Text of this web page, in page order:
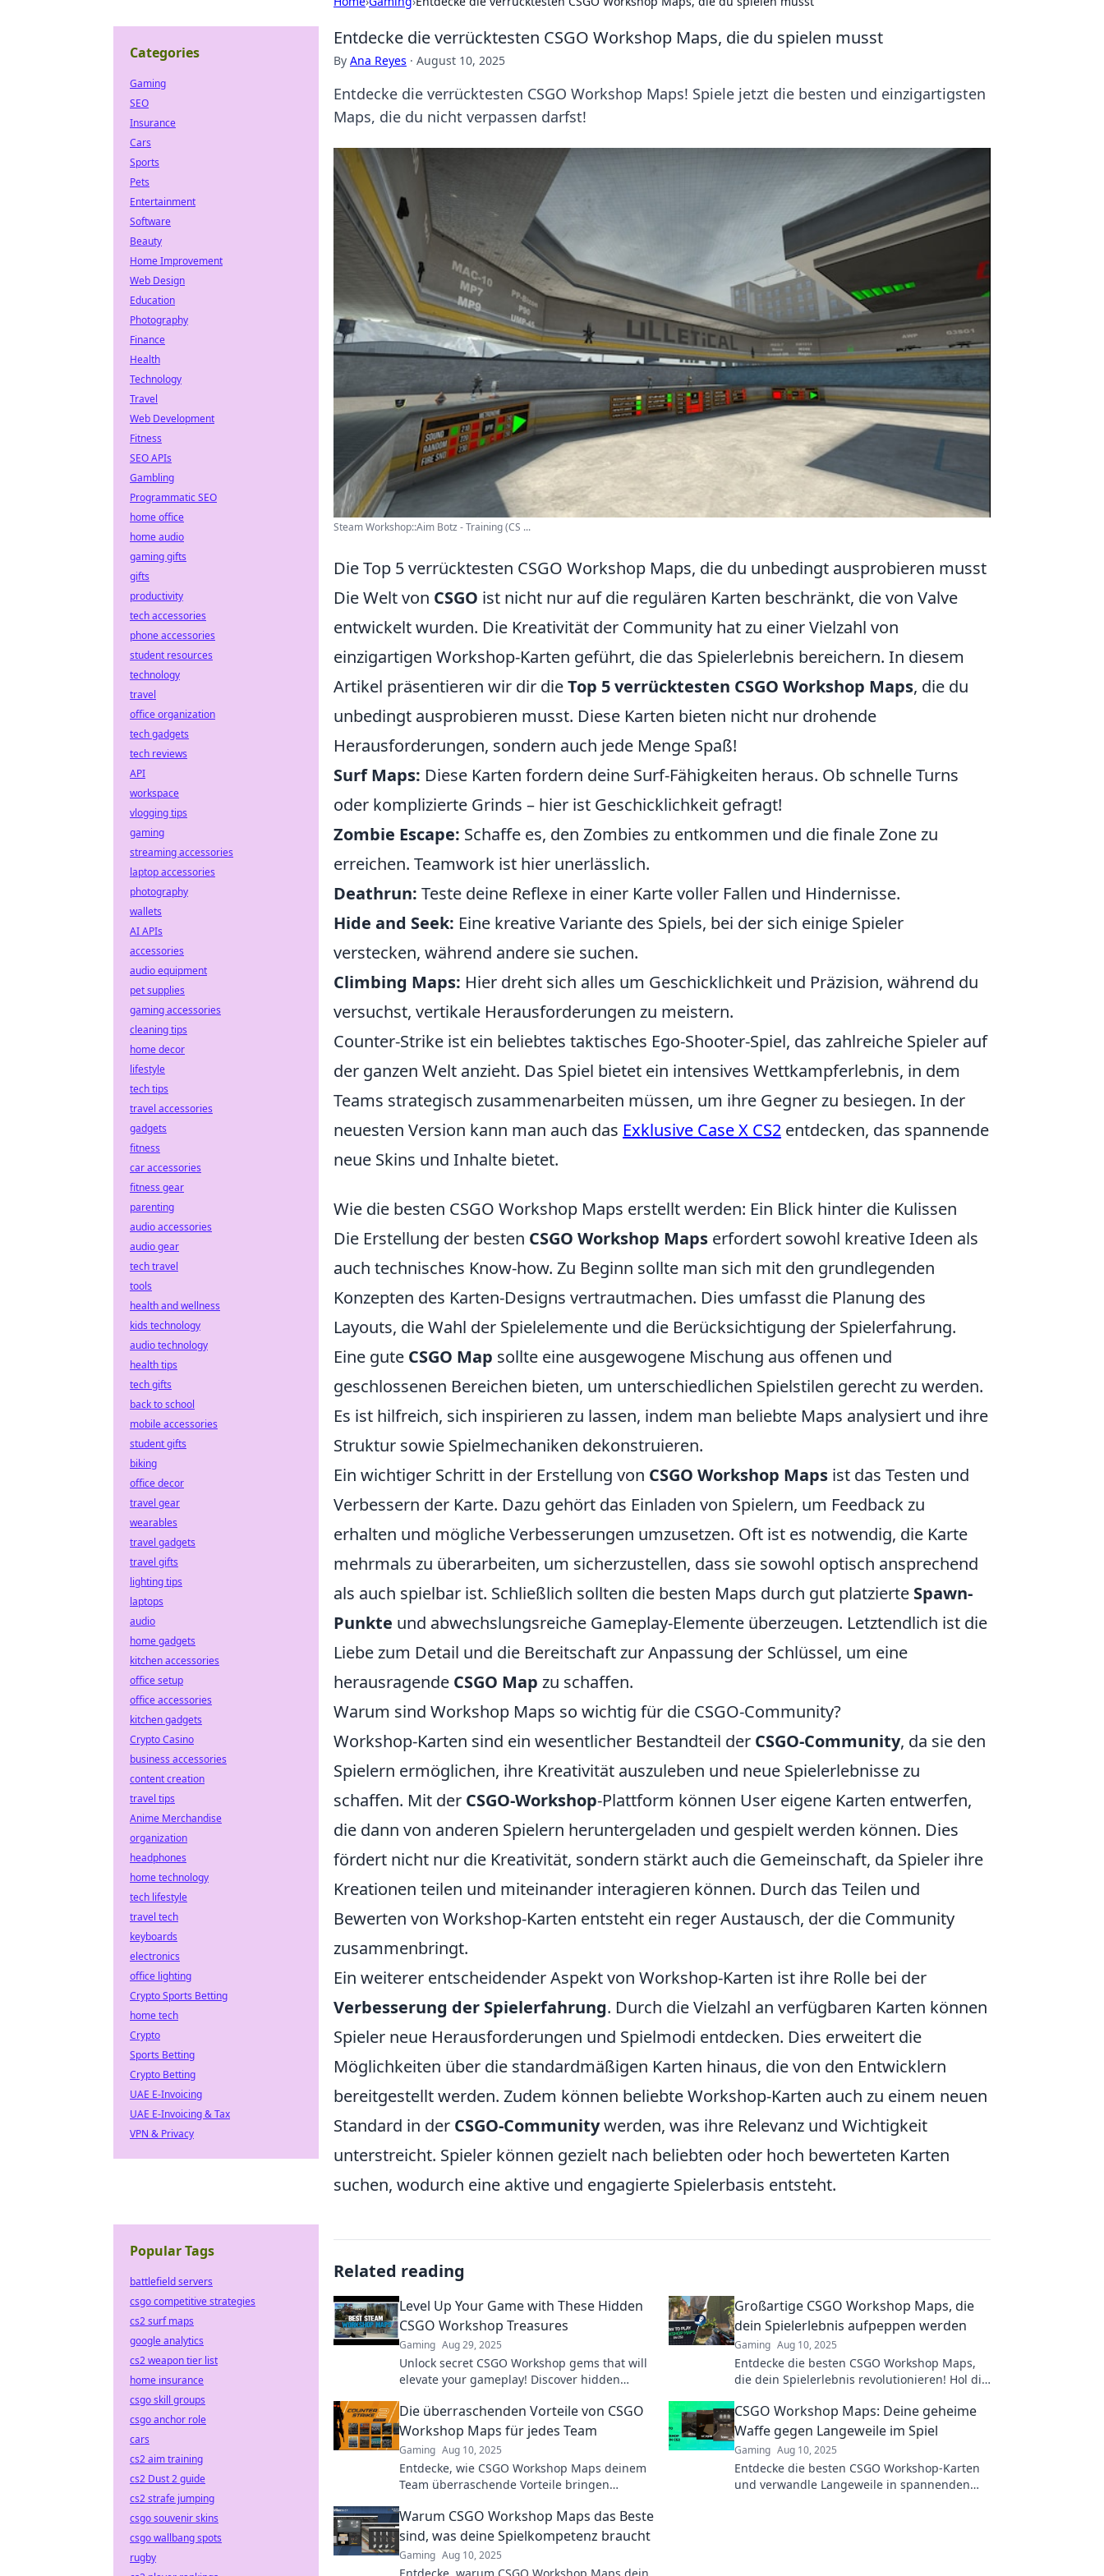
Entdecke die verrücktesten CSGO Workshop Maps, die du spielen musst
By Ana Reyes · August 10, 2025
Entdecke die verrücktesten CSGO Workshop Maps! Spiele jetzt die besten und einzigartigsten
Maps, die du nicht verpassen darfst!
Steam Workshop::Aim Botz - Training (CS ...
Die Top 5 verrücktesten CSGO Workshop Maps, die du unbedingt ausprobieren musst
Die Welt von CSGO ist nicht nur auf die regulären Karten beschränkt, die von Valve
entwickelt wurden. Die Kreativität der Community hat zu einer Vielzahl von
einzigartigen Workshop-Karten geführt, die das Spielerlebnis bereichern. In diesem
Artikel präsentieren wir dir dieTop 5 verrücktesten CSGO Workshop Maps, die du
unbedingt ausprobieren musst. Diese Karten bieten nicht nur drohende
Herausforderungen, sondern auch jede Menge Spaß!
Surf Maps: Diese Karten fordern deine Surf-Fähigkeiten heraus. Ob schnelle Turns
oder komplizierte Grinds – hier ist Geschicklichkeit gefragt!
Zombie Escape: Schaffe es, den Zombies zu entkommen und die finale Zone zu
erreichen. Teamwork ist hier unerlässlich.
Deathrun: Teste deine Reflexe in einer Karte voller Fallen und Hindernisse.
Hide and Seek: Eine kreative Variante des Spiels, bei der sich einige Spieler
verstecken, während andere sie suchen.
Climbing Maps: Hier dreht sich alles um Geschicklichkeit und Präzision, während du
versuchst, vertikale Herausforderungen zu meistern.
Counter-Strike ist ein beliebtes taktisches Ego-Shooter-Spiel, das zahlreiche Spieler auf
der ganzen Welt anzieht. Das Spiel bietet ein intensives Wettkampferlebnis, in dem
Teams strategisch zusammenarbeiten müssen, um ihre Gegner zu besiegen. In der
neuesten Version kann man auch das Exklusive Case X CS2 entdecken, das spannende
neue Skins und Inhalte bietet.
Wie die besten CSGO Workshop Maps erstellt werden: Ein Blick hinter die Kulissen
Die Erstellung der besten CSGO Workshop Maps erfordert sowohl kreative Ideen als
auch technisches Know-how. Zu Beginn sollte man sich mit den grundlegenden
Konzepten des Karten-Designs vertrautmachen. Dies umfasst die Planung des
Layouts, die Wahl der Spielelemente und die Berücksichtigung der Spielerfahrung.
Eine gute CSGO Map sollte eine ausgewogene Mischung aus offenen und
geschlossenen Bereichen bieten, um unterschiedlichen Spielstilen gerecht zu werden.
Es ist hilfreich, sich inspirieren zu lassen, indem man beliebte Maps analysiert und ihre
Struktur sowie Spielmechaniken dekonstruieren.
Ein wichtiger Schritt in der Erstellung von CSGO Workshop Maps ist das Testen und
Verbessern der Karte. Dazu gehört das Einladen von Spielern, um Feedback zu
erhalten und mögliche Verbesserungen umzusetzen. Oft ist es notwendig, die Karte
mehrmals zu überarbeiten, um sicherzustellen, dass sie sowohl optisch ansprechend
als auch spielbar ist. Schließlich sollten die besten Maps durch gut platzierte Spawn-
Punkte und abwechslungsreiche Gameplay-Elemente überzeugen. Letztendlich ist die
Liebe zum Detail und die Bereitschaft zur Anpassung der Schlüssel, um eine
herausragende CSGO Map zu schaffen.
Warum sind Workshop Maps so wichtig für die CSGO-Community?
Workshop-Karten sind ein wesentlicher Bestandteil der CSGO-Community, da sie den
Spielern ermöglichen, ihre Kreativität auszuleben und neue Spielerlebnisse zu
schaffen. Mit der CSGO-Workshop-Plattform können User eigene Karten entwerfen,
die dann von anderen Spielern heruntergeladen und gespielt werden können. Dies
fördert nicht nur die Kreativität, sondern stärkt auch die Gemeinschaft, da Spieler ihre
Kreationen teilen und miteinander interagieren können. Durch das Teilen und
Bewerten von Workshop-Karten entsteht ein reger Austausch, der die Community
zusammenbringt.
Ein weiterer entscheidender Aspekt von Workshop-Karten ist ihre Rolle bei der
Verbesserung der Spielerfahrung. Durch die Vielzahl an verfügbaren Karten können
Spieler neue Herausforderungen und Spielmodi entdecken. Dies erweitert die
Möglichkeiten über die standardmäßigen Karten hinaus, die von den Entwicklern
bereitgestellt werden. Zudem können beliebte Workshop-Karten auch zu einem neuen
Standard in der CSGO-Communitywerden, was ihre Relevanz und Wichtigkeit
unterstreicht. Spieler können gezielt nach beliebten oder hoch bewerteten Karten
suchen, wodurch eine aktive und engagierte Spielerbasis entsteht.
Related reading
Level Up Your Game with These Hidden
CSGO Workshop Treasures
Gaming Aug 29, 2025
Unlock secret CSGO Workshop gems that will
elevate your gameplay! Discover hidden
today!
Großartige CSGO Workshop Maps, die
dein Spielerlebnis aufpeppen werden
Gaming Aug 10, 2025
Entdecke die besten CSGO Workshop Maps,
die dein Spielerlebnis revolutionieren! Hol dir
Herausforderungen!
Die überraschenden Vorteile von CSGO
Workshop Maps für jedes Team
Gaming Aug 10, 2025
Entdecke, wie CSGO Workshop Maps deinem
Team überraschende Vorteile bringen
Teamgeist!
CSGO Workshop Maps: Deine geheime
Waffe gegen Langeweile im Spiel
Gaming Aug 10, 2025
Entdecke die besten CSGO Workshop-Karten
und verwandle Langeweile in spannenden
Warum CSGO Workshop Maps das Beste
sind, was deine Spielkompetenz braucht
Gaming Aug 10, 2025
Entdecke, warum CSGO Workshop Maps dein
Categories
Gaming
SEO
Insurance
Cars
Sports
Pets
Entertainment
Software
Beauty
Home Improvement
Web Design
Education
Photography
Finance
Health
Technology
Travel
Web Development
Fitness
SEO APIs
Gambling
Programmatic SEO
home office
home audio
gaming gifts
gifts
productivity
tech accessories
phone accessories
student resources
technology
travel
office organization
tech gadgets
tech reviews
API
workspace
vlogging tips
gaming
streaming accessories
laptop accessories
photography
wallets
AI APIs
accessories
audio equipment
pet supplies
gaming accessories
cleaning tips
home decor
lifestyle
tech tips
travel accessories
gadgets
fitness
car accessories
fitness gear
parenting
audio accessories
audio gear
tech travel
tools
health and wellness
kids technology
audio technology
health tips
tech gifts
back to school
mobile accessories
student gifts
biking
office decor
travel gear
wearables
travel gadgets
travel gifts
lighting tips
laptops
audio
home gadgets
kitchen accessories
office setup
office accessories
kitchen gadgets
Crypto Casino
business accessories
content creation
travel tips
Anime Merchandise
organization
headphones
home technology
tech lifestyle
travel tech
keyboards
electronics
office lighting
Crypto Sports Betting
home tech
Crypto
Sports Betting
Crypto Betting
UAE E-Invoicing
UAE E-Invoicing & Tax
VPN & Privacy
Popular Tags
battlefield servers
csgo competitive strategies
cs2 surf maps
google analytics
cs2 weapon tier list
home insurance
csgo skill groups
csgo anchor role
cars
cs2 aim training
cs2 Dust 2 guide
cs2 strafe jumping
csgo souvenir skins
csgo wallbang spots
rugby